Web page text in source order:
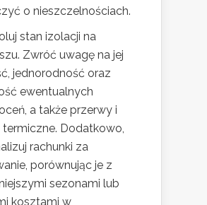
o nieszczelnościach.
stan izolacji na
Zwróć uwagę na jej
jednorodność oraz
ewentualnych
a także przerwy i
Dodatkowo,
rachunki za
porównując je z
sezonami lub
kosztami w